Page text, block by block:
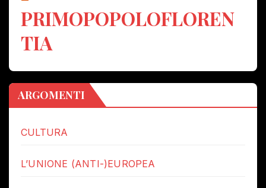
PRIMOPOPOLOFLOREN
TIA
ARGOMENTI
CULTURA
L’UNIONE (ANTI-)EUROPEA